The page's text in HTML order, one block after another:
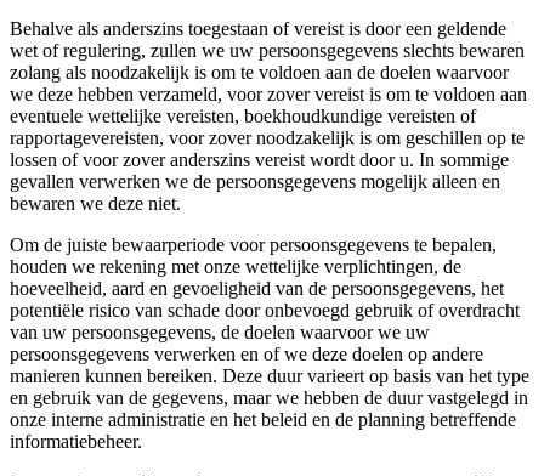
Behalve als anderszins toegestaan of vereist is door een geldende
wet of regulering, zullen we uw persoonsgegevens slechts bewaren
zolang als noodzakelijk is om te voldoen aan de doelen waarvoor
we deze hebben verzameld, voor zover vereist is om te voldoen aan
eventuele wettelijke vereisten, boekhoudkundige vereisten of
rapportagevereisten, voor zover noodzakelijk is om geschillen op te
lossen of voor zover anderszins vereist wordt door u. In sommige
gevallen verwerken we de persoonsgegevens mogelijk alleen en
bewaren we deze niet.
Om de juiste bewaarperiode voor persoonsgegevens te bepalen,
houden we rekening met onze wettelijke verplichtingen, de
hoeveelheid, aard en gevoeligheid van de persoonsgegevens, het
potentiële risico van schade door onbevoegd gebruik of overdracht
van uw persoonsgegevens, de doelen waarvoor we uw
persoonsgegevens verwerken en of we deze doelen op andere
manieren kunnen bereiken. Deze duur varieert op basis van het type
en gebruik van de gegevens, maar we hebben de duur vastgelegd in
onze interne administratie en het beleid en de planning betreffende
informatiebeheer.